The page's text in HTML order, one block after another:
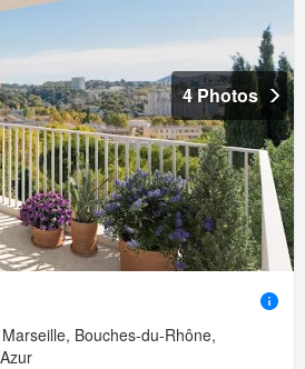
4 Photos
Bouches-du-Rhône,